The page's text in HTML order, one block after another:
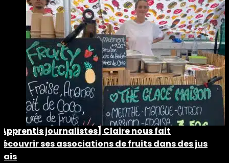
journalistes] Claire nous fait
ses associations de fruits dans des jus